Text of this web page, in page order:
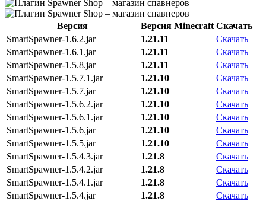
Версия Версия Minecraft Скачать
SmartSpawner-1.6.2.jar
1.21.11
Скачать
SmartSpawner-1.6.1.jar
1.21.11
Скачать
SmartSpawner-1.5.8.jar
1.21.11
Скачать
SmartSpawner-1.5.7.1.jar
1.21.10
Скачать
SmartSpawner-1.5.7.jar
1.21.10
Скачать
SmartSpawner-1.5.6.2.jar
1.21.10
Скачать
SmartSpawner-1.5.6.1.jar
1.21.10
Скачать
SmartSpawner-1.5.6.jar
1.21.10
Скачать
SmartSpawner-1.5.5.jar
1.21.10
Скачать
SmartSpawner-1.5.4.3.jar
1.21.8
Скачать
SmartSpawner-1.5.4.2.jar
1.21.8
Скачать
SmartSpawner-1.5.4.1.jar
1.21.8
Скачать
SmartSpawner-1.5.4.jar
1.21.8
Скачать